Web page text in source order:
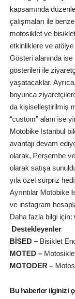
kapsamında
çalışmaları ile
motosiklet ve
etkinliklere ve atölye
Gösteri alanında
gösterileri ile
yaşatacaklar.
boyunca
da kişiselleştirilmiş
“custom” alanı ise
Motobike Istanbul
avantajı devam
olarak, Perşembe
olarak satışa
yıla özel sürpriz
Ayrıntılar Motobike
ve instagram
Daha fazla bilgi için:
Destekleyenler
BİSED – Bisiklet
MOTED –
MOTODER –
Bu haberler ilginizi